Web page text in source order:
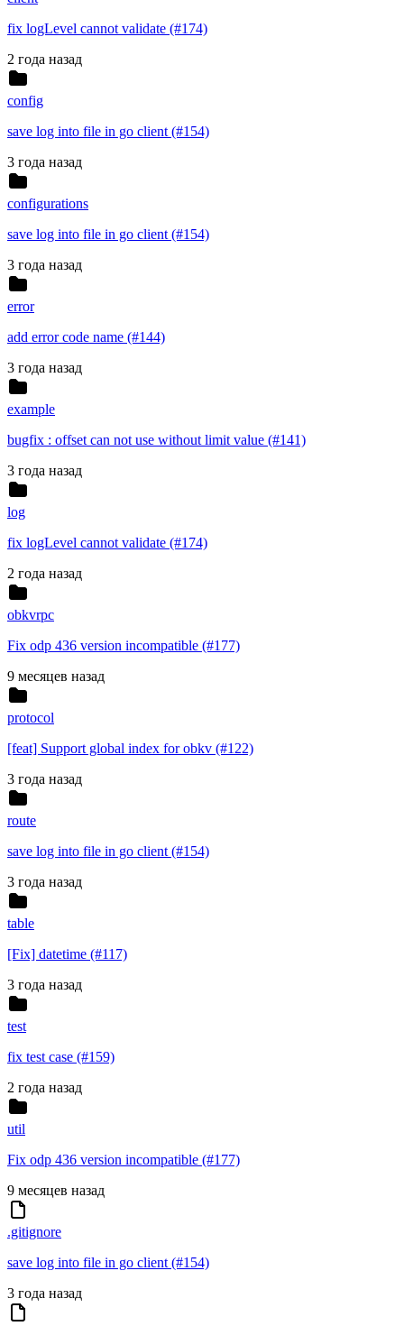
fix logLevel cannot validate (#174)
2 года назад
config
save log into file in go client (#154)
3 года назад
configurations
save log into file in go client (#154)
3 года назад
error
add error code name (#144)
3 года назад
example
bugfix : offset can not use without limit value (#141)
3 года назад
log
fix logLevel cannot validate (#174)
2 года назад
obkvrpc
Fix odp 436 version incompatible (#177)
9 месяцев назад
protocol
[feat] Support global index for obkv (#122)
3 года назад
route
save log into file in go client (#154)
3 года назад
table
[Fix] datetime (#117)
3 года назад
test
fix test case (#159)
2 года назад
util
Fix odp 436 version incompatible (#177)
9 месяцев назад
.gitignore
save log into file in go client (#154)
3 года назад